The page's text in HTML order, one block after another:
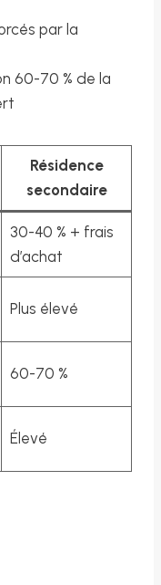
par la
60-70 % de la
Résidence
secondaire
30-40 % + frais
d’achat
Plus élevé
60-70 %
Élevé